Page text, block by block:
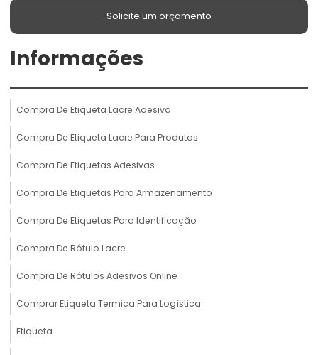
Solicite um orçamento
Informações
Compra De Etiqueta Lacre Adesiva
Compra De Etiqueta Lacre Para Produtos
Compra De Etiquetas Adesivas
Compra De Etiquetas Para Armazenamento
Compra De Etiquetas Para Identificação
Compra De Rótulo Lacre
Compra De Rótulos Adesivos Online
Comprar Etiqueta Termica Para Logística
Etiqueta